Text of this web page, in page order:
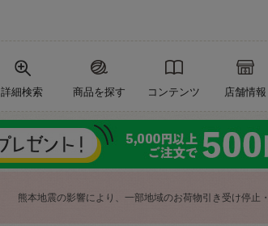
詳細検索 商品を探す コンテンツ 店舗情報
熊本地震の影響により、一部地域のお荷物引き受け停止